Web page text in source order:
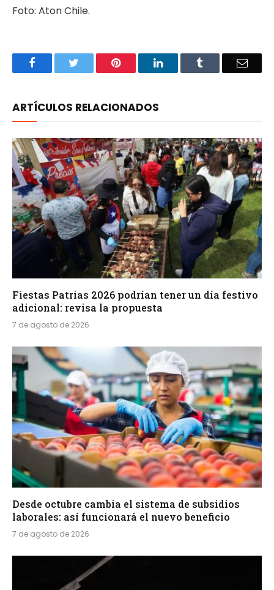
Foto: Aton Chile.
Facebook Pinterest LinkedIn Email
ARTÍCULOS RELACIONADOS
Fiestas Patrias 2026 podrían tener un día festivo
adicional: revisa la propuesta
7 de agosto de 2026
Desde octubre cambia el sistema de subsidios
laborales: así funcionará el nuevo beneficio
7 de agosto de 2026